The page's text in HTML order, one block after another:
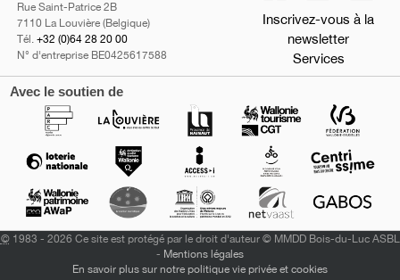
Rue Saint-Patrice 2B
7110 La Louvière (Belgique)
Tél. +32 (0)64 28 20 00
N° d'entreprise BE0425617588
Inscrivez-vous à la
newsletter
Services
Avec le soutien de
©1983 - 2026 Ce site est protégé par le droit d'auteur © MMDD Bois-du-Luc ASBL
- Mentions légales
En savoir plus sur notre politique vie privée et cookies